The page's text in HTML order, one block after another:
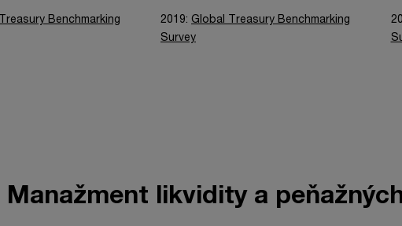
Benchmarking
2019: Global Treasury Benchmarking
Survey
Manažment likvidity a